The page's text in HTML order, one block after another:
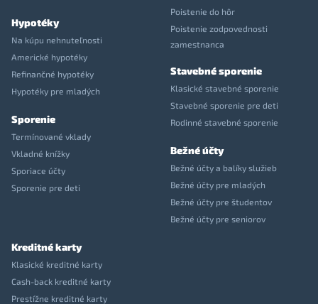
Hypotéky
Na kúpu nehnuteľnosti
Americké hypotéky
Refinančné hypotéky
Hypotéky pre mladých
Sporenie
Termínované vklady
Vkladné knížky
Sporiace účty
Sporenie pre deti
Poistenie do hôr
Poistenie zodpovednosti
zamestnanca
Stavebné sporenie
Klasické stavebné sporenie
Stavebné sporenie pre deti
Rodinné stavebné sporenie
Bežné účty
Bežné účty a balíky služieb
Bežné účty pre mladých
Bežné účty pre študentov
Bežné účty pre seniorov
Kreditné karty
Klasické kreditné karty
Cash-back kreditné karty
Prestížne kreditné karty